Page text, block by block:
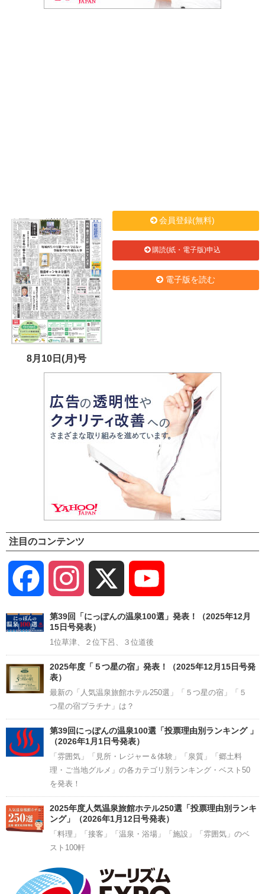
8月10日(月)号
会員登録(無料)
購読(紙・電子版)申込
電子版を読む
注目のコンテンツ
Facebook Instagram
Channel
第39回「にっぽんの温泉100選」発表！（2025年12月
15日号発表）
1位草津、２位下呂、３位道後
2025年度「５つ星の宿」発表！（2025年12月15日号発
表）
最新の「人気温泉旅館ホテル250選」「５つ星の宿」「５
つ星の宿プラチナ」は？
第39回にっぽんの温泉100選「投票理由別ランキング 」
（2026年1月1日号発表）
「雰囲気」「見所・レジャー＆体験」「泉質」「郷土料
理・ご当地グルメ」の各カテゴリ別ランキング・ベスト50
を発表！
2025年度人気温泉旅館ホテル250選「投票理由別ランキ
ング」（2026年1月12日号発表）
「料理」「接客」「温泉・浴場」「施設」「雰囲気」のベ
スト100軒